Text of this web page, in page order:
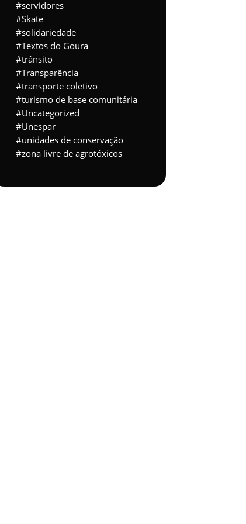
servidores
Skate
solidariedade
Textos do Goura
trânsito
Transparência
transporte coletivo
turismo de base comunitária
Uncategorized
Unespar
unidades de conservação
zona livre de agrotóxicos